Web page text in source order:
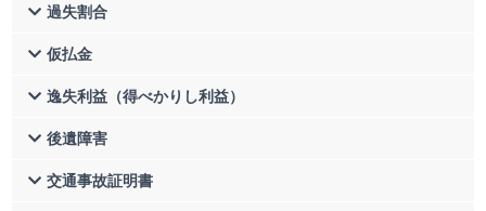
過失割合
仮払金
逸失利益（得べかりし利益）
後遺障害
交通事故証明書